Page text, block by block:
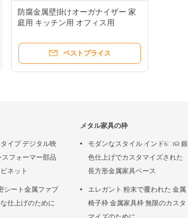
防腐金属壁掛けオーガナイザー 家
庭用 キッチン用 オフィス用
ベストプライス
イプ デジタル映
フォーマー部品
ネット
シート金属ファブ
仕上げのために
メタル家具の枠
モダンなスタイル インドୋର 銀
色仕上げでカスタマイズされた
長方形金属家具ベース
エレガント 粉末で覆われた 金属
椅子枠 金属家具枠 無限のカスタ